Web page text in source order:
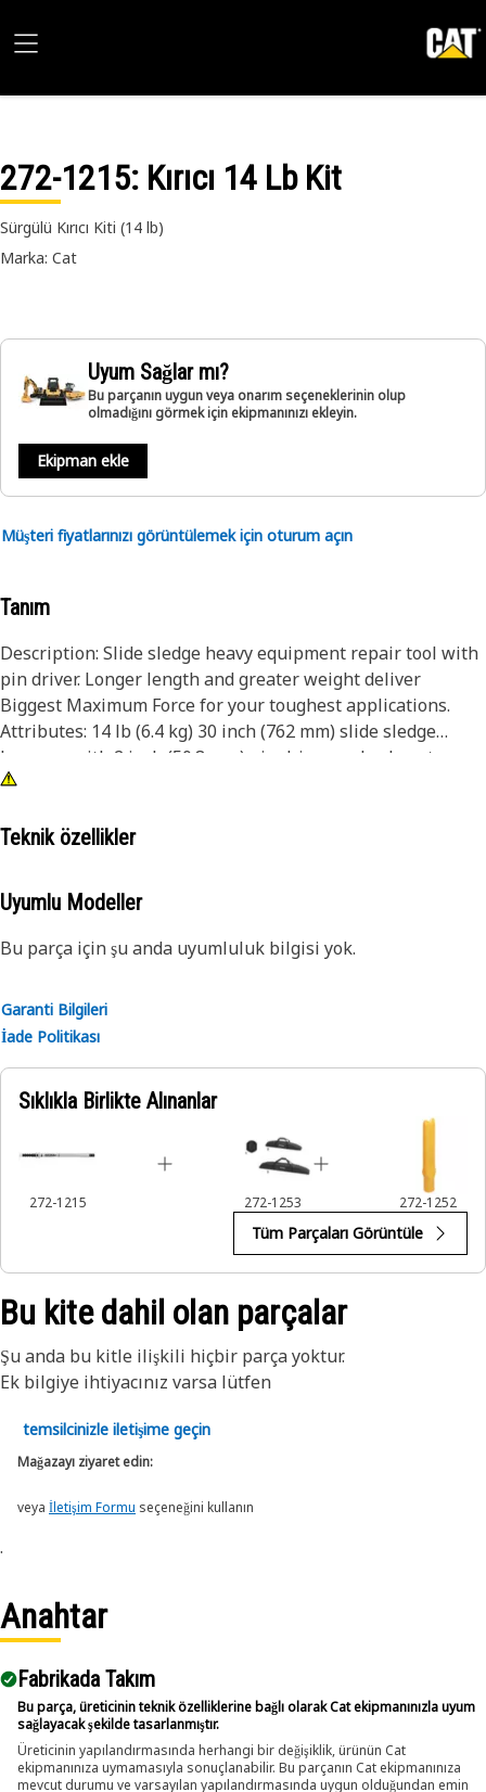
272-1215: Kırıcı 14 Lb Kit
Sürgülü Kırıcı Kiti (14 lb)
Marka: Cat
Uyum Sağlar mı?
Bu parçanın uygun veya onarım seçeneklerinin olup
olmadığını görmek için ekipmanınızı ekleyin.
Ekipman ekle
Müşteri fiyatlarınızı görüntülemek için oturum açın
Tanım
Description: Slide sledge heavy equipment repair tool with
pin driver. Longer length and greater weight deliver
Biggest Maximum Force for your toughest applications.
Attributes: 14 lb (6.4 kg) 30 inch (762 mm) slide sledge
hammer with 2 inch (50.8 mm) pin driver and nylon storage
bag. Application: Dealer Tool Consult your owners manual
Teknik özellikler
Uyumlu Modeller
Bu parça için şu anda uyumluluk bilgisi yok.
Garanti Bilgileri
İade Politikası
Sıklıkla Birlikte Alınanlar
272-1215 272-1253 272-1252
Tüm Parçaları Görüntüle
Bu kite dahil olan parçalar
Şu anda bu kitle ilişkili hiçbir parça yoktur.
Ek bilgiye ihtiyacınız varsa lütfen
temsilcinizle iletişime geçin
Mağazayı ziyaret edin:
veya İletişim Formu seçeneğini kullanın
.
Anahtar
Fabrikada Takım
Bu parça, üreticinin teknik özelliklerine bağlı olarak Cat ekipmanınızla uyum
sağlayacak şekilde tasarlanmıştır.
Üreticinin yapılandırmasında herhangi bir değişiklik, ürünün Cat
ekipmanınıza uymamasıyla sonuçlanabilir. Bu parçanın Cat ekipmanınıza
mevcut durumu ve varsayılan yapılandırmasında uygun olduğundan emin